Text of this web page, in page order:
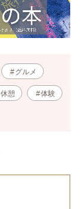
グルメ
休憩 体験